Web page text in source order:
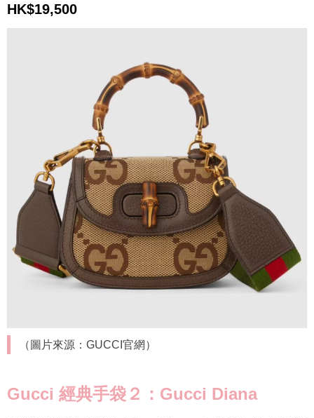
HK$19,500
（圖片來源：GUCCI官網）
Gucci 經典手袋２：Gucci Diana